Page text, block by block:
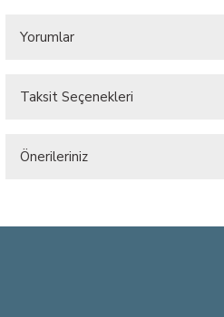
Yorumlar
Taksit Seçenekleri
Önerileriniz